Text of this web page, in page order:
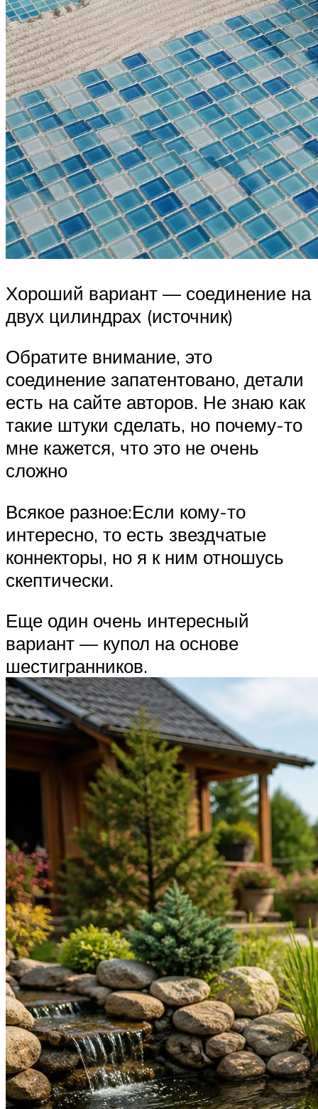
Хороший вариант — соединение на
двух цилиндрах (источник)
Обратите внимание, это
соединение запатентовано, детали
есть на сайте авторов. Не знаю как
такие штуки сделать, но почему-то
мне кажется, что это не очень
сложно
Всякое разное:Если кому-то
интересно, то есть звездчатые
коннекторы, но я к ним отношусь
скептически.
Еще один очень интересный
вариант — купол на основе
шестигранников.